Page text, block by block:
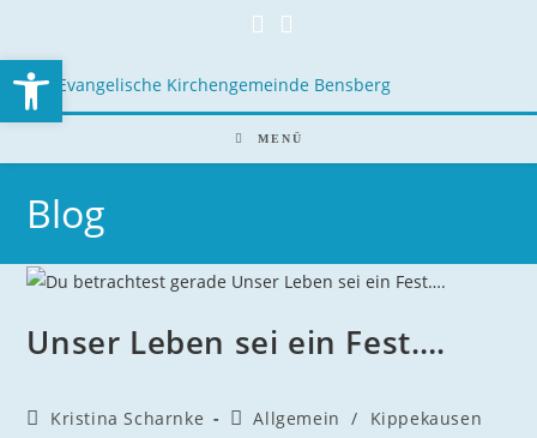
MENÜ
Blog
Unser Leben sei ein Fest….
Kristina Scharnke Allgemein / Kippekausen
Open toolbar